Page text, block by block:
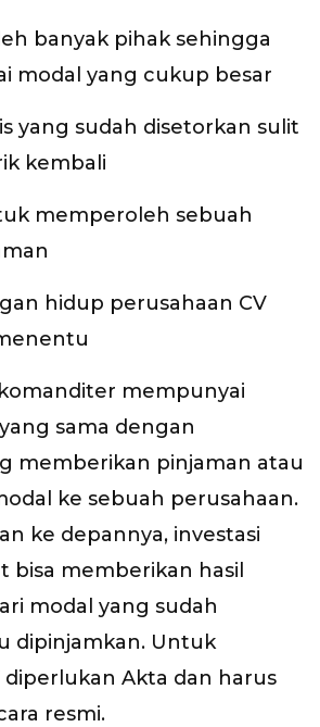
banyak pihak sehingga
modal yang cukup besar
yang sudah disetorkan sulit
kembali
memperoleh sebuah
hidup perusahaan CV
mempunyai
sama dengan
memberikan pinjaman atau
ke sebuah perusahaan.
ke depannya, investasi
bisa memberikan hasil
modal yang sudah
dipinjamkan. Untuk
diperlukan Akta dan harus
resmi.